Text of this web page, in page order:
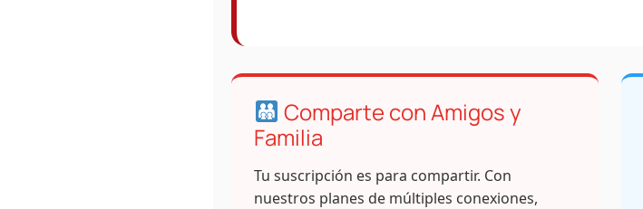
Comparte con Amigos y
Familia
Tu suscripción es para compartir. Con
nuestros planes de múltiples conexiones,